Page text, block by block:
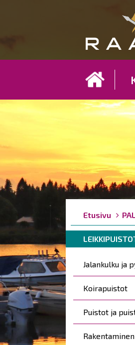
You
are
here:
Etusivu
are
here:Päävalikko
Jalankulku ja
Koirapuistot
Puistot ja
Rakentaminen